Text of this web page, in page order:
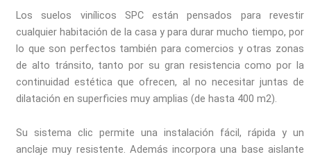
Los suelos vinílicos SPC están pensados para revestir
cualquier habitación de la casa y para durar mucho tiempo, por
lo que son perfectos también para comercios y otras zonas
de alto tránsito, tanto por su gran resistencia como por la
continuidad estética que ofrecen, al no necesitar juntas de
dilatación en superficies muy amplias (de hasta 400 m2).
Su sistema clic permite una instalación fácil, rápida y un
anclaje muy resistente. Además incorpora una base aislante